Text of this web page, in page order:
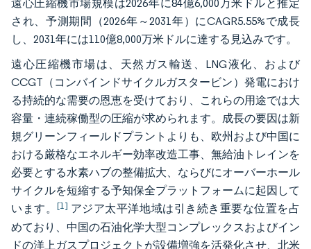
遠心圧縮機市場規模は2026年に84億6,000万米ドルと推定
され、予測期間（2026年～2031年）にCAGR5.55%で成長
し、2031年には110億8,000万米ドルに達する見込みです。
遠心圧縮機市場は、天然ガス輸送、LNG液化、および
CCGT（コンバインドサイクルガスタービン）発電におけ
る持続的な需要の恩恵を受けており、これらの用途では大
容量・連続稼働型の圧縮が求められます。成長の要因は新
規グリーンフィールドプラントよりも、欧州および中国に
おける厳格なエネルギー効率改造工事、無給油トレインを
必要とする水素ハブの整備拡大、ならびにオーバーホール
サイクルを短縮する予知保全プラットフォームに起因して
います。[1] アジア太平洋地域は引き続き重要な位置を占
めており、中国の石油化学大型コンプレックスおよびイン
ドの洋上ガスプロジェクトが設備増強を活発化させ、北米